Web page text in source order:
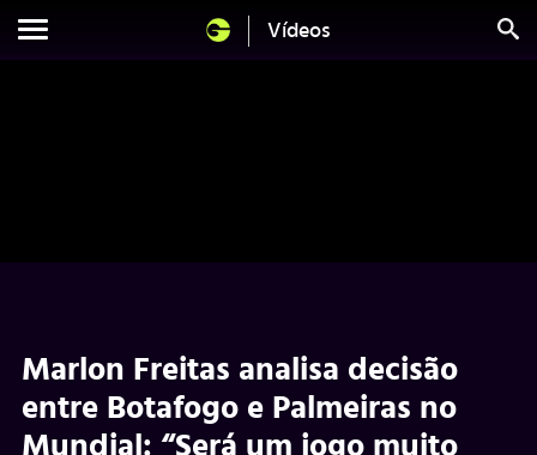
Vídeos
Marlon Freitas analisa decisão
entre Botafogo e Palmeiras no
Mundial: “Será um jogo muito